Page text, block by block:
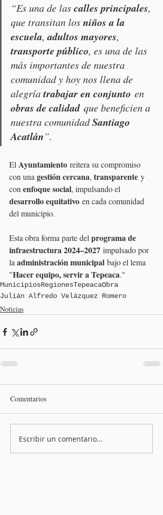
“Es una de las calles principales,
que transitan los niños a la
escuela, adultos mayores,
transporte público, es una de las
más importantes de nuestra
comunidad y hoy nos llena de
alegría trabajar en conjunto en
obras de calidad que beneficien a
nuestra comunidad Santiago
Acatlán”.
El Ayuntamiento reitera su compromiso
con una gestión cercana, transparente y
con enfoque social, impulsando el
desarrollo equitativo en cada comunidad
del municipio.
Esta obra forma parte del programa de
infraestructura 2024–2027 impulsado por
la administración municipal bajo el lema
"Hacer equipo, servir a Tepeaca."
MunicipiosRegionesTepeacaObra
Julián Alfredo Velázquez Romero
Noticias
Comentarios
Escribir un comentario...